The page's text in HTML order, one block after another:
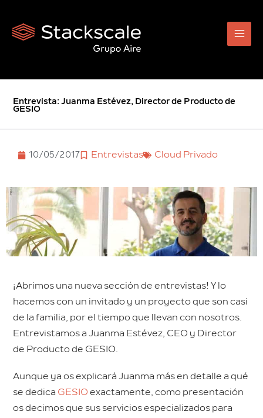
contenido
Entrevista: Juanma Estévez, Director de Producto de
GESIO
10/05/2017 Entrevistas Cloud Privado
¡Abrimos una nueva sección de entrevistas! Y lo
hacemos con un invitado y un proyecto que son casi
de la familia, por el tiempo que llevan con nosotros.
Entrevistamos a Juanma Estévez, CEO y Director
de Producto de GESIO.
Aunque ya os explicará Juanma más en detalle a qué
se dedica GESIO exactamente, como presentación
os decimos que sus servicios especializados para